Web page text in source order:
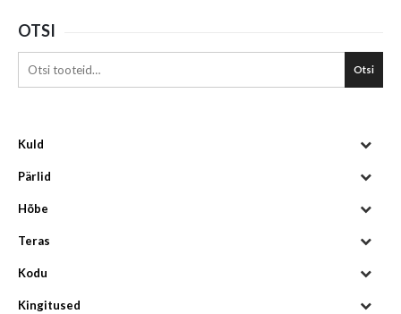
OTSI
Otsi
Kuld
Pärlid
Hõbe
Teras
Kodu
Kingitused